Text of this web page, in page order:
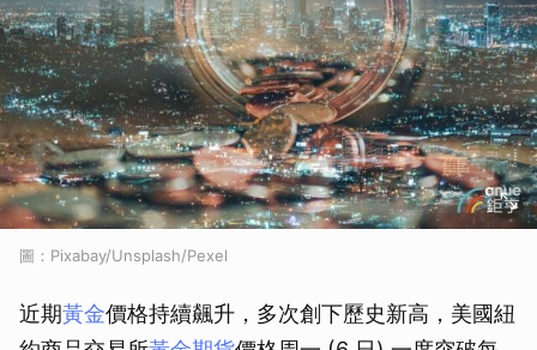
圖：Pixabay/Unsplash/Pexel
近期黃金價格持續飆升，多次創下歷史新高，美國紐